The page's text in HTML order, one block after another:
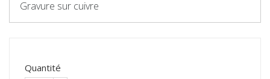
Gravure sur cuivre
Quantité